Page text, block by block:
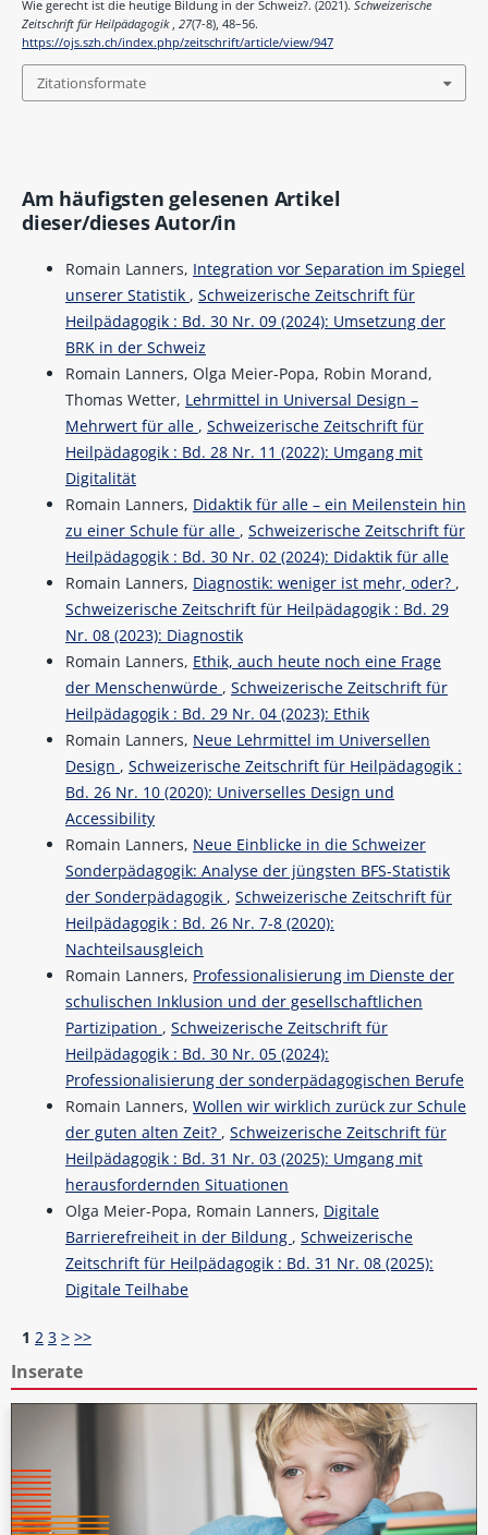
Wie gerecht ist die heutige Bildung in der Schweiz?. (2021). Schweizerische
Zeitschrift für Heilpädagogik , 27(7-8), 48–56.
https://ojs.szh.ch/index.php/zeitschrift/article/view/947
Zitationsformate
Am häufigsten gelesenen Artikel
dieser/dieses Autor/in
Romain Lanners, Integration vor Separation im Spiegel
unserer Statistik , Schweizerische Zeitschrift für
Heilpädagogik : Bd. 30 Nr. 09 (2024): Umsetzung der
BRK in der Schweiz
Romain Lanners, Olga Meier-Popa, Robin Morand,
Thomas Wetter, Lehrmittel in Universal Design –
Mehrwert für alle , Schweizerische Zeitschrift für
Heilpädagogik : Bd. 28 Nr. 11 (2022): Umgang mit
Digitalität
Romain Lanners, Didaktik für alle – ein Meilenstein hin
zu einer Schule für alle , Schweizerische Zeitschrift für
Heilpädagogik : Bd. 30 Nr. 02 (2024): Didaktik für alle
Romain Lanners, Diagnostik: weniger ist mehr, oder? ,
Schweizerische Zeitschrift für Heilpädagogik : Bd. 29
Nr. 08 (2023): Diagnostik
Romain Lanners, Ethik, auch heute noch eine Frage
der Menschenwürde , Schweizerische Zeitschrift für
Heilpädagogik : Bd. 29 Nr. 04 (2023): Ethik
Romain Lanners, Neue Lehrmittel im Universellen
Design , Schweizerische Zeitschrift für Heilpädagogik :
Bd. 26 Nr. 10 (2020): Universelles Design und
Accessibility
Romain Lanners, Neue Einblicke in die Schweizer
Sonderpädagogik: Analyse der jüngsten BFS-Statistik
der Sonderpädagogik , Schweizerische Zeitschrift für
Heilpädagogik : Bd. 26 Nr. 7-8 (2020):
Nachteilsausgleich
Romain Lanners, Professionalisierung im Dienste der
schulischen Inklusion und der gesellschaftlichen
Partizipation , Schweizerische Zeitschrift für
Heilpädagogik : Bd. 30 Nr. 05 (2024):
Professionalisierung der sonderpädagogischen Berufe
Romain Lanners, Wollen wir wirklich zurück zur Schule
der guten alten Zeit? , Schweizerische Zeitschrift für
Heilpädagogik : Bd. 31 Nr. 03 (2025): Umgang mit
herausfordernden Situationen
Olga Meier-Popa, Romain Lanners, Digitale
Barrierefreiheit in der Bildung , Schweizerische
Zeitschrift für Heilpädagogik : Bd. 31 Nr. 08 (2025):
Digitale Teilhabe
1 2 3 > >>
Inserate